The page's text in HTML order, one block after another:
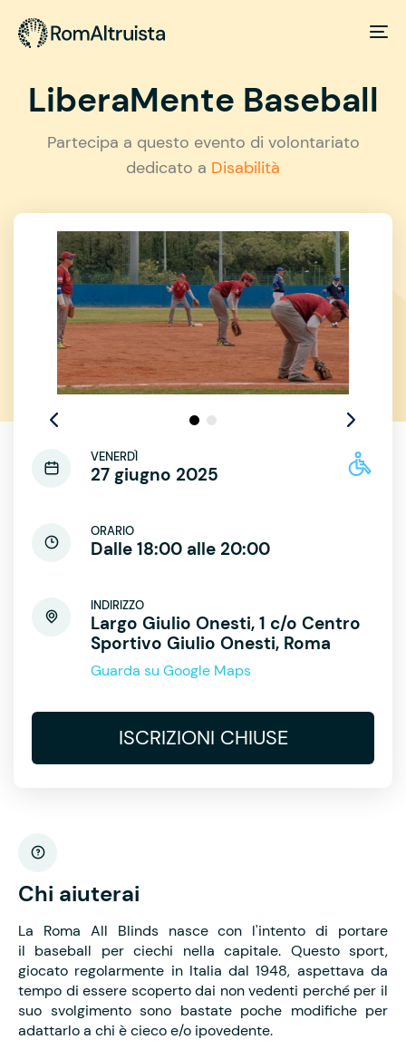
LiberaMente Baseball
Partecipa a questo evento di volontariato
dedicato a Disabilità
VENERDÌ
27 giugno 2025
ORARIO
Dalle 18:00 alle 20:00
INDIRIZZO
Largo Giulio Onesti, 1 c/o Centro
Sportivo Giulio Onesti, Roma
Guarda su Google Maps
ISCRIZIONI CHIUSE
Chi aiuterai
La Roma All Blinds nasce con l'intento di portare
il baseball per ciechi nella capitale. Questo sport,
giocato regolarmente in Italia dal 1948, aspettava da
tempo di essere scoperto dai non vedenti perché per il
suo svolgimento sono bastate poche modifiche per
adattarlo a chi è cieco e/o ipovedente.